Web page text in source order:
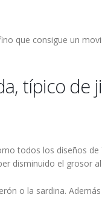
que consigue un
típico de
todos los diseños
disminuido el grosor
o la sardina.